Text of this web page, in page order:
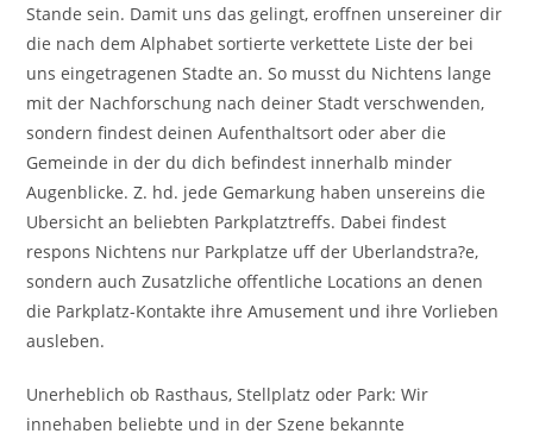
Stande sein. Damit uns das gelingt, eroffnen unsereiner dir
die nach dem Alphabet sortierte verkettete Liste der bei
uns eingetragenen Stadte an. So musst du Nichtens lange
mit der Nachforschung nach deiner Stadt verschwenden,
sondern findest deinen Aufenthaltsort oder aber die
Gemeinde in der du dich befindest innerhalb minder
Augenblicke. Z. hd. jede Gemarkung haben unsereins die
Ubersicht an beliebten Parkplatztreffs. Dabei findest
respons Nichtens nur Parkplatze uff der Uberlandstra?e,
sondern auch Zusatzliche offentliche Locations an denen
die Parkplatz-Kontakte ihre Amusement und ihre Vorlieben
ausleben.
Unerheblich ob Rasthaus, Stellplatz oder Park: Wir
innehaben beliebte und in der Szene bekannte